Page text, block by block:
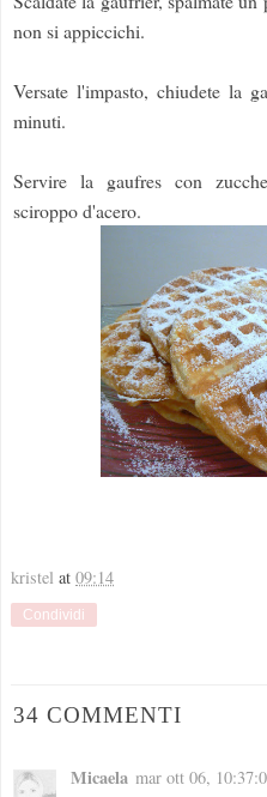
non si appiccichi.
Versate l'impasto, chiudete la
minuti.
Servire la gaufres con
sciroppo d'acero.
kristel at 09:14
Condividi
34 COMMENTI
Micaela mar ott 06,